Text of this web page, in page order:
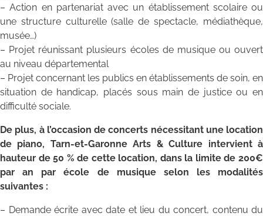
– Action en partenariat avec un établissement scolaire ou
une structure culturelle (salle de spectacle, médiathèque,
musée…)
– Projet réunissant plusieurs écoles de musique ou ouvert
au niveau départemental
– Projet concernant les publics en établissements de soin, en
situation de handicap, placés sous main de justice ou en
difficulté sociale.
De plus, à l’occasion de concerts nécessitant une location
de piano, Tarn-et-Garonne Arts & Culture intervient à
hauteur de 50 % de cette location, dans la limite de 200€
par an par école de musique selon les modalités
suivantes :
– Demande écrite avec date et lieu du concert, contenu du